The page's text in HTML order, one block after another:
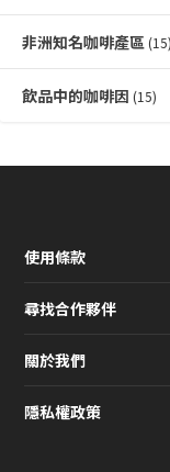
非洲知名咖啡產區 (15)
飲品中的咖啡因 (15)
使用條款
尋找合作夥伴
關於我們
隱私權政策